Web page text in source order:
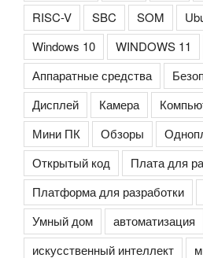
RISC-V
SBC SOM
Windows 10
WINDOWS 11
Аппаратные средства
Дисплей
Камера
Мини ПК
Обзоры
Открытый код
Плата для
Платформа для разработки
Умный дом
автоматизация
искусственный интеллект